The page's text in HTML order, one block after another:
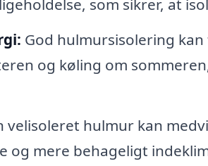
som sikrer, at
God hulmursisolering
og køling om
velisoleret hulmur kan
og mere behageligt